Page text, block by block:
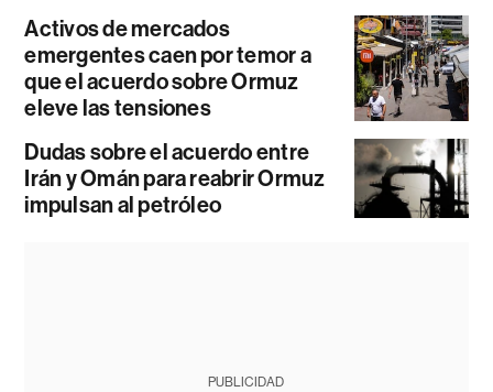
Activos de mercados
emergentes caen por temor a
que el acuerdo sobre Ormuz
eleve las tensiones
Dudas sobre el acuerdo entre
Irán y Omán para reabrir Ormuz
impulsan al petróleo
PUBLICIDAD